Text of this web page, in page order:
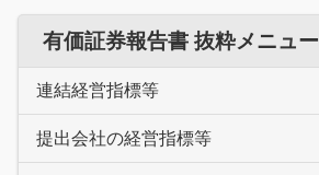
有価証券報告書 抜粋メニュー
連結経営指標等
提出会社の経営指標等